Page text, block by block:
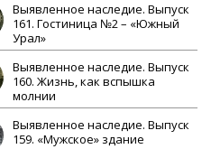
Выявленное наследие. Выпуск
161. Гостиница №2 – «Южный
Урал»
Выявленное наследие. Выпуск
160. Жизнь, как вспышка
молнии
Выявленное наследие. Выпуск
159. «Мужское» здание